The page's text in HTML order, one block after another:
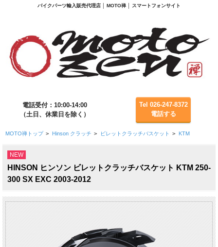
バイクパーツ輸入販売代理店 │ MOTO禅 │ スマートフォンサイト
電話受付：10:00-14:00
（土日、休業日を除く）
Tel 026-247-8372
電話する
MOTO禅トップ > Hinson クラッチ > ビレットクラッチバスケット > KTM
NEW
HINSON ヒンソン ビレットクラッチバスケット KTM 250-
300 SX EXC 2003-2012